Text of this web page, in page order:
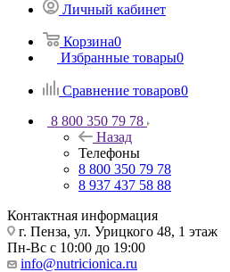
Личный кабинет
Корзина0
Избранные товары0
Сравнение товаров0
8 800 350 79 78
Назад
Телефоны
8 800 350 79 78
8 937 437 58 88
Контактная информация
г. Пенза, ул. Урицкого 48, 1 этаж
Пн-Вс с 10:00 до 19:00
info@nutricionica.ru